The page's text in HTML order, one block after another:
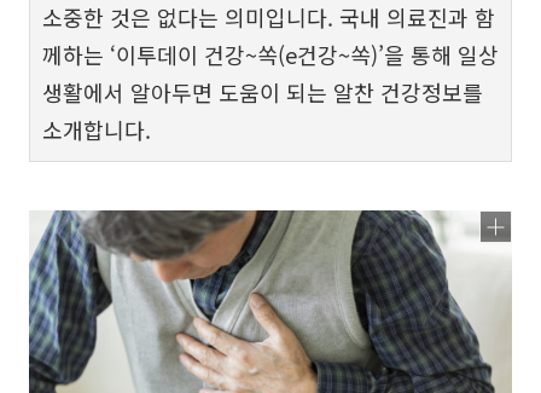
소중한 것은 없다는 의미입니다. 국내 의료진과 함
께하는 ‘이투데이 건강~쏙(e건강~쏙)’을 통해 일상
생활에서 알아두면 도움이 되는 알찬 건강정보를
소개합니다.